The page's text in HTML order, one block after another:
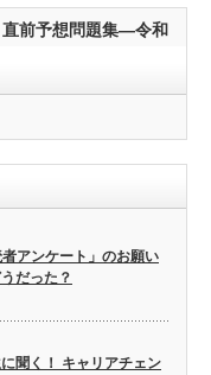
前予想問題集―令和
アンケート」のお願い
だった？
聞く！ キャリアチェン